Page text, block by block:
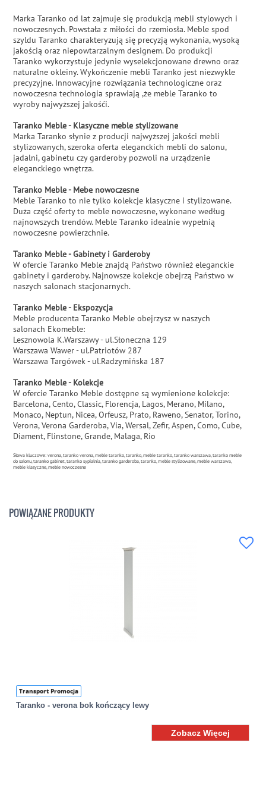
Marka Taranko od lat zajmuje się produkcją mebli stylowych i
nowoczesnych. Powstała z miłości do rzemiosła. Meble spod
szyldu Taranko charakteryzują się precyzją wykonania, wysoką
jakością oraz niepowtarzalnym designem. Do produkcji
Taranko wykorzystuje jedynie wyselekcjonowane drewno oraz
naturalne okleiny. Wykończenie mebli Taranko jest niezwykle
precyzyjne. Innowacyjne rozwiązania technologiczne oraz
nowoczesna technologia sprawiają ,że meble Taranko to
wyroby najwyższej jakośći.
Taranko Meble - Klasyczne meble stylizowane
Marka Taranko słynie z producji najwyższej jakości mebli
stylizowanych, szeroka oferta eleganckich mebli do salonu,
jadalni, gabinetu czy garderoby pozwoli na urządzenie
eleganckiego wnętrza.
Taranko Meble - Mebe nowoczesne
Meble Taranko to nie tylko kolekcje klasyczne i stylizowane.
Duża część oferty to meble nowoczesne, wykonane według
najnowszych trendów. Meble Taranko idealnie wypełnią
nowoczesne powierzchnie.
Taranko Meble - Gabinety i Garderoby
W ofercie Taranko Meble znajdą Państwo również eleganckie
gabinety i garderoby. Najnowsze kolekcje obejrzą Państwo w
naszych salonach stacjonarnych.
Taranko Meble - Ekspozycja
Meble producenta Taranko Meble obejrzysz w naszych
salonach Ekomeble:
Lesznowola K.Warszawy - ul.Słoneczna 129
Warszawa Wawer - ul.Patriotów 287
Warszawa Targówek - ul.Radzymińska 187
Taranko Meble - Kolekcje
W ofercie Taranko Meble dostępne są wymienione kolekcje:
Barcelona, Cento, Classic, Florencja, Lagos, Merano, Milano,
Monaco, Neptun, Nicea, Orfeusz, Prato, Raweno, Senator, Torino,
Verona, Verona Garderoba, Via, Wersal, Zefir, Aspen, Como, Cube,
Diament, Flinstone, Grande, Malaga, Rio
Słowa kluczowe: verona, taranko verona, meble taranko, taranko, meble taranko, taranko warszawa, taranko meble
do salonu, taranko gabinet, taranko sypialnia, taranko garderoba, taranko, meble stylizowane, meble warszawa,
meble klasyczne, meble nowoczesne
POWIĄZANE PRODUKTY
Transport Promocja
Taranko - verona bok kończący lewy
Zobacz Więcej